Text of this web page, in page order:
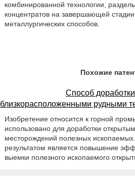
комбинированной технологии,
концентратов на завершающей
металлургических способов.
Похожие
Способ
близкорасположенными рудными
Изобретение относится к горной
использовано для доработки
месторождений полезных
результатом является повышение
выемки полезного ископаемого